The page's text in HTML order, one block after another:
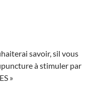
savoir, sil vous
à stimuler par
»